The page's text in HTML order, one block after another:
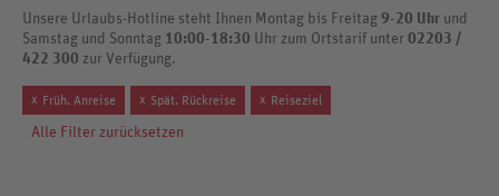
Unsere Urlaubs-Hotline steht Ihnen Montag bis Freitag 9-20 Uhr und
Samstag und Sonntag 10:00-18:30 Uhr zum Ortstarif unter 02203 /
422 300 zur Verfügung.
x Früh. Anreise x Spät. Rückreise x Reiseziel
Alle Filter zurücksetzen